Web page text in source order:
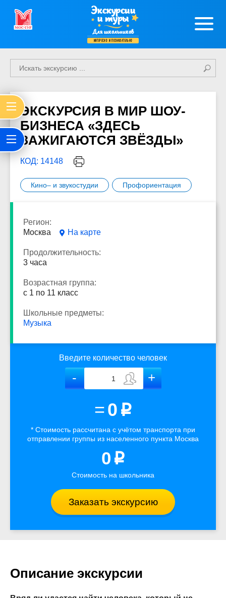
Экскурсии
и туры
Для школьников
интересно и познавательно
ЭКСКУРСИЯ В МИР ШОУ-
БИЗНЕСА «ЗДЕСЬ
ЗАЖИГАЮТСЯ ЗВЁЗДЫ»
КОД: 14148
Кино– и звукостудии Профориентация
Регион:
Москва
На карте
Продолжительность:
3 часа
Возрастная группа:
с 1 по 11 класс
Школьные предметы:
Музыка
Введите количество человек
=0 p
* Стоимость рассчитана с учётом транспорта при
отправлении группы из населенного пункта Москва
0 p
Стоимость на школьника
Заказать экскурсию
Описание экскурсии